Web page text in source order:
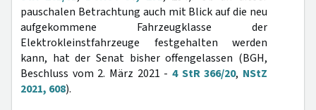
pauschalen Betrachtung auch mit Blick auf die neu
aufgekommene Fahrzeugklasse der
Elektrokleinstfahrzeuge festgehalten werden
kann, hat der Senat bisher offengelassen (BGH,
Beschluss vom 2. März 2021 - 4 StR 366/20, NStZ
2021, 608).